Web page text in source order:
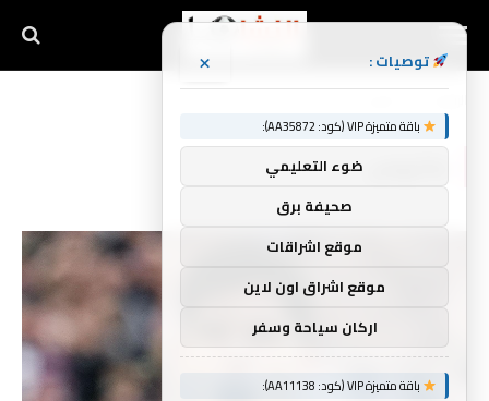
توصيات : ×
باقة متميزة VIP (كود: AA35872):
ضوء التعليمي
صحيفة برق
موقع اشراقات
موقع اشراق اون لاين
اركان سياحة وسفر
باقة متميزة VIP (كود: AA11138):